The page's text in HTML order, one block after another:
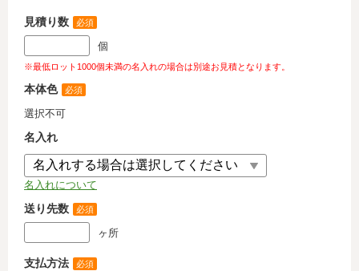
見積り数 必須
個
※最低ロット1000個未満の名入れの場合は別途お見積となります。
本体色 必須
選択不可
名入れ
名入れについて
送り先数 必須
ヶ所
支払方法 必須